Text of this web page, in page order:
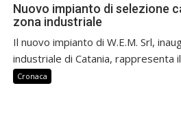
Nuovo impianto di selezione
zona industriale
Il nuovo impianto di W.E.M. Srl,
industriale di Catania, rappresenta
Cronaca